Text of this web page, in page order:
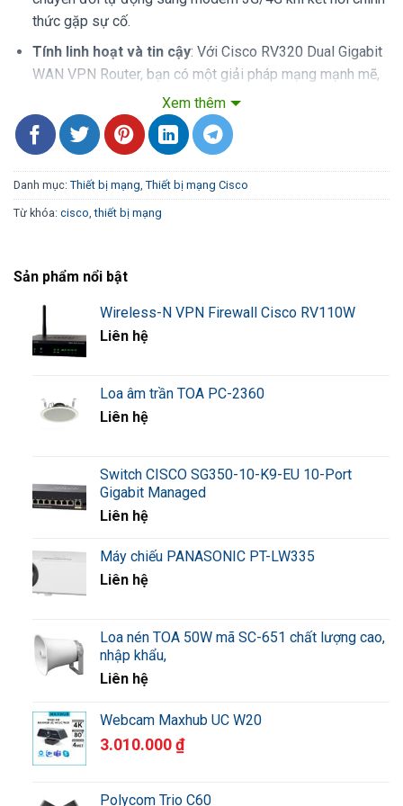
thức gặp sự cố.
Tính linh hoạt và tin cậy: Với Cisco RV320 Dual Gigabit
WAN VPN Router, bạn có một giải pháp mạng mạnh mẽ,
linh hoạt, và tin cậy để đáp ứng mọi yêu cầu của doanh
nghiệp nhỏ của bạn, đồng thời đảm bảo hiệu suất và bảo
mật cao.
Description Specification
Dual Gigabit Ethernet Ports
Load balancing
Standards
802.3, 802.3u
IPv4 (RFC 791)
WAN
Connectivity
Dynamic Host Configuration Protocol (DHCP)
server, DHCP client, DHCP relay agent
Point-to-Point Protocol over Ethernet (PPPoE)
Point-to-Point Tunneling Protocol (PPTP)
Transparent bridge
DNS relay, Dynamic DNS (DynDNS.org,
3322.org), DNS local database
Routing
Routing Information Protocol (RIP) v1 and v2,
and RIP for IPv6 (RIPng)
Inter-VLAN routing
VLANs supported: 7
One-to-one NAT
Xem thêm
Danh mục: Thiết bị mạng Thiết bị mạng Cisco
Từ khóa: cisco ,thiết bị mạng
Sản phẩm nổi bật
Wireless-N VPN Firewall Cisco RV110W
Liên hệ
Loa âm trần TOA PC-2360
Liên hệ
Switch CISCO SG350-10-K9-EU 10-Port
Gigabit Managed
Liên hệ
Máy chiếu PANASONIC PT-LW335
Liên hệ
Loa nén TOA 50W mã SC-651 chất lượng cao,
nhập khẩu,
Liên hệ
Webcam Maxhub UC W20
3.010.000₫
Polycom Trio C60